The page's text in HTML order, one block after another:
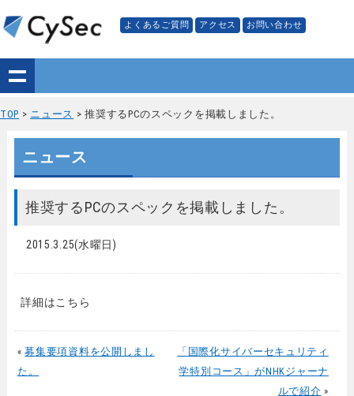
よくあるご質問 アクセス お問い合わせ
TOP > ニュース > 推奨するPCのスペックを掲載しました。
ニュース
推奨するPCのスペックを掲載しました。
2015.3.25(水曜日)
詳細はこちら
«募集要項資料を公開しまし
た。
「国際化サイバーセキュリティ
学特別コース」がNHKジャーナ
ルで紹介 »